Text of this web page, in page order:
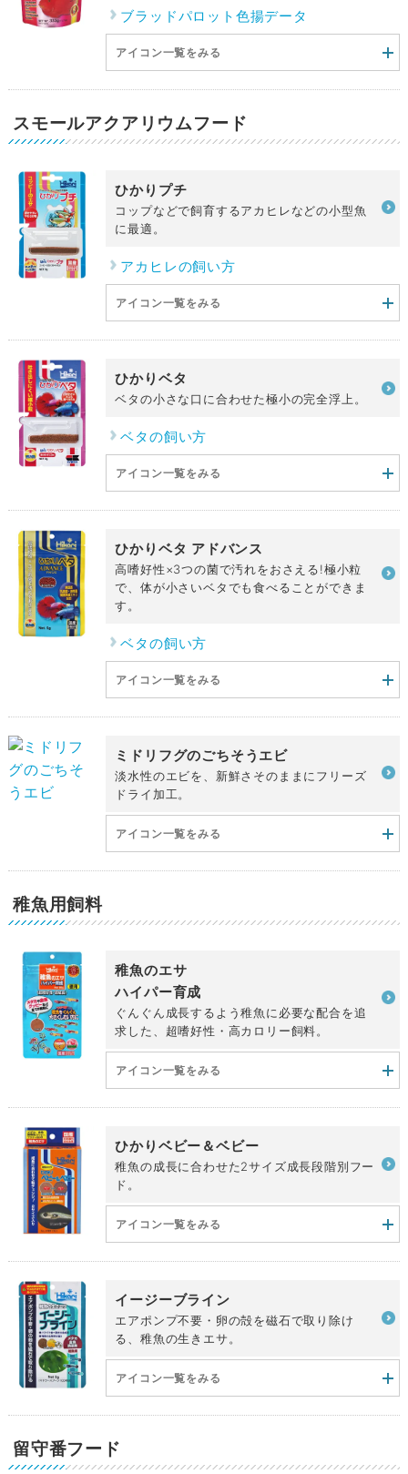
ブラッドパロット色揚データ
アイコン一覧をみる
スモールアクアリウムフード
ひかりプチ
コップなどで飼育するアカヒレなどの小型魚
に最適。
アカヒレの飼い方
アイコン一覧をみる
ひかりベタ
ベタの小さな口に合わせた極小の完全浮上。
ベタの飼い方
アイコン一覧をみる
ひかりベタ アドバンス
高嗜好性×3つの菌で汚れをおさえる!極小粒
で、体が小さいベタでも食べることができま
す。
ベタの飼い方
アイコン一覧をみる
ミドリフグのごちそうエビ
淡水性のエビを、新鮮さそのままにフリーズ
ドライ加工。
アイコン一覧をみる
稚魚用飼料
稚魚のエサ
ハイパー育成
ぐんぐん成長するよう稚魚に必要な配合を追
求した、超嗜好性・高カロリー飼料。
アイコン一覧をみる
ひかりベビー＆ベビー
稚魚の成長に合わせた2サイズ成長段階別フー
ド。
アイコン一覧をみる
イージーブライン
エアポンプ不要・卵の殻を磁石で取り除け
る、稚魚の生きエサ。
アイコン一覧をみる
留守番フード